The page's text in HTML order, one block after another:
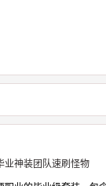
业神装团队速刷怪物